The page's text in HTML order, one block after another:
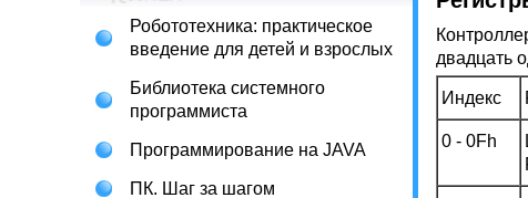
Робототехника: практическое
введение для детей и взрослых
Библиотека системного
программиста
Программирование на JAVA
ПК. Шаг за шагом
двадцать
Индекс
0 - 0Fh